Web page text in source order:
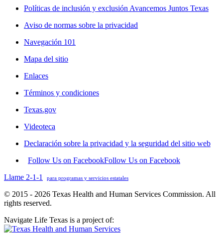
Políticas de inclusión y exclusión Avancemos Juntos Texas
Aviso de normas sobre la privacidad
Navegación 101
Mapa del sitio
Enlaces
Términos y condiciones
Texas.gov
Videoteca
Declaración sobre la privacidad y la seguridad del sitio web
Follow Us on FacebookFollow Us on Facebook
Llame 2-1-1
para programas y servicios estatales
© 2015 - 2026 Texas Health and Human Services Commission. All
rights reserved.
Navigate Life Texas is a project of: